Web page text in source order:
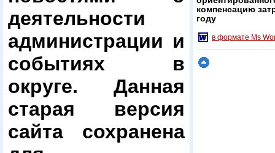
деятельности
администрации и
событиях в
округе. Данная
старая версия
сайта сохранена
компенсацию
году
в формате Ms